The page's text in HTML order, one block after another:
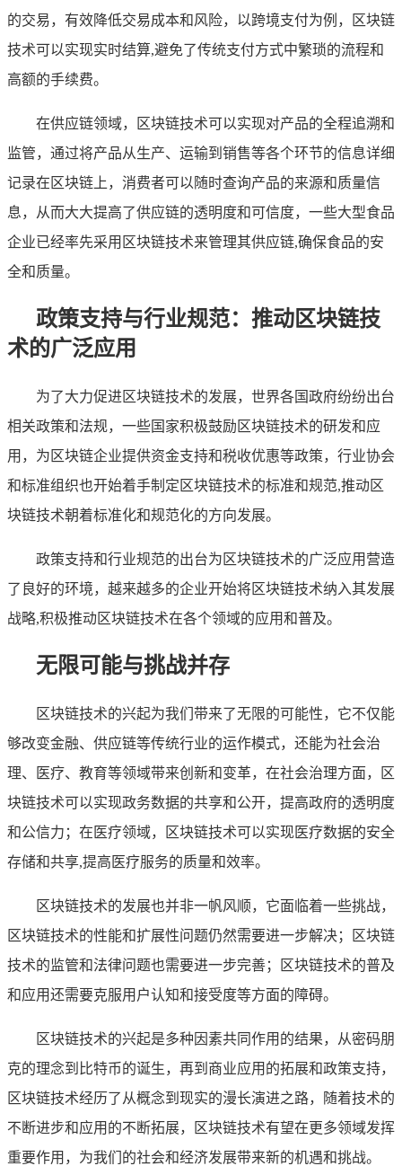
的交易，有效降低交易成本和风险，以跨境支付为例，区块链
技术可以实现实时结算,避免了传统支付方式中繁琐的流程和
高额的手续费。
在供应链领域，区块链技术可以实现对产品的全程追溯和
监管，通过将产品从生产、运输到销售等各个环节的信息详细
记录在区块链上，消费者可以随时查询产品的来源和质量信
息，从而大大提高了供应链的透明度和可信度，一些大型食品
企业已经率先采用区块链技术来管理其供应链,确保食品的安
全和质量。
政策支持与行业规范：推动区块链技
术的广泛应用
为了大力促进区块链技术的发展，世界各国政府纷纷出台
相关政策和法规，一些国家积极鼓励区块链技术的研发和应
用，为区块链企业提供资金支持和税收优惠等政策，行业协会
和标准组织也开始着手制定区块链技术的标准和规范,推动区
块链技术朝着标准化和规范化的方向发展。
政策支持和行业规范的出台为区块链技术的广泛应用营造
了良好的环境，越来越多的企业开始将区块链技术纳入其发展
战略,积极推动区块链技术在各个领域的应用和普及。
无限可能与挑战并存
区块链技术的兴起为我们带来了无限的可能性，它不仅能
够改变金融、供应链等传统行业的运作模式，还能为社会治
理、医疗、教育等领域带来创新和变革，在社会治理方面，区
块链技术可以实现政务数据的共享和公开，提高政府的透明度
和公信力；在医疗领域，区块链技术可以实现医疗数据的安全
存储和共享,提高医疗服务的质量和效率。
区块链技术的发展也并非一帆风顺，它面临着一些挑战，
区块链技术的性能和扩展性问题仍然需要进一步解决；区块链
技术的监管和法律问题也需要进一步完善；区块链技术的普及
和应用还需要克服用户认知和接受度等方面的障碍。
区块链技术的兴起是多种因素共同作用的结果，从密码朋
克的理念到比特币的诞生，再到商业应用的拓展和政策支持，
区块链技术经历了从概念到现实的漫长演进之路，随着技术的
不断进步和应用的不断拓展，区块链技术有望在更多领域发挥
重要作用，为我们的社会和经济发展带来新的机遇和挑战。